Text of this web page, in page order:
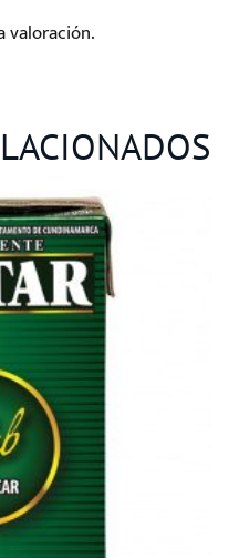
valoración.